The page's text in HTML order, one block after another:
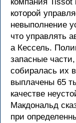
которой
невыполнение
что управлять
а Кессель.
запасные
собиралась их
выплачены 65
качестве
Макдональд
при